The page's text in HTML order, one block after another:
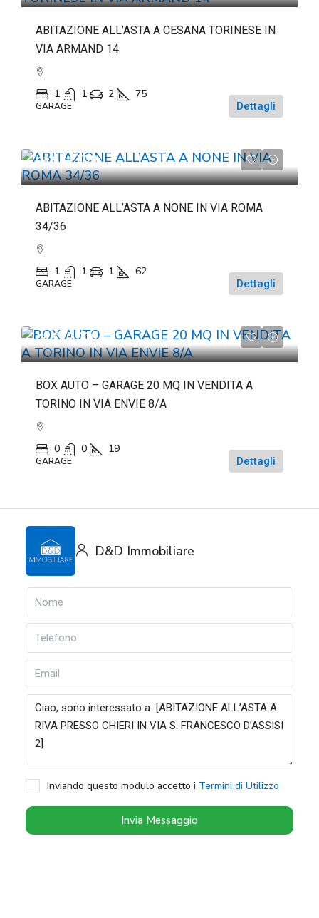
ABITAZIONE ALL’ASTA A CESANA TORINESE IN
VIA ARMAND 14
1 1 2 75
GARAGE Dettagli
da€84.700
ABITAZIONE ALL’ASTA A NONE IN VIA ROMA
34/36
1 1 1 62
GARAGE Dettagli
da€20.000
BOX AUTO – GARAGE 20 MQ IN VENDITA A
TORINO IN VIA ENVIE 8/A
0 0 19
GARAGE Dettagli
D&D Immobiliare
Inviando questo modulo accetto i Termini di Utilizzo
Invia Messaggio